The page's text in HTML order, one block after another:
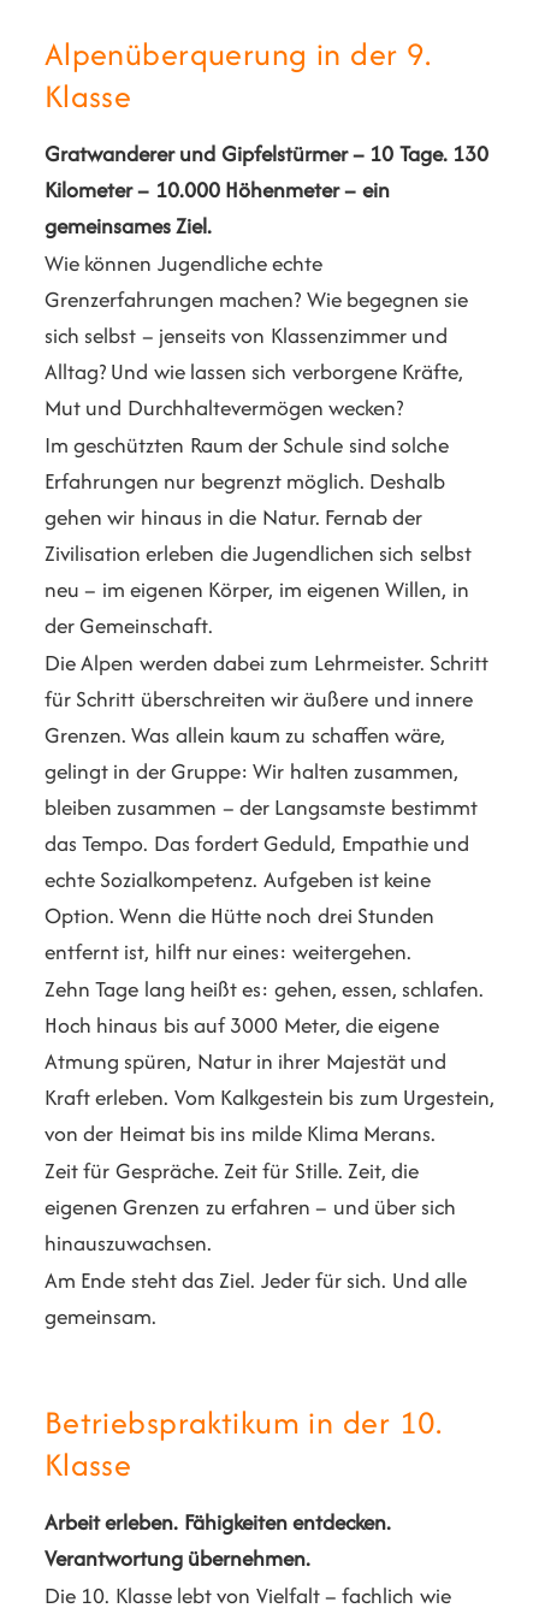
Alpenüberquerung in der 9.
Klasse
Gratwanderer und Gipfelstürmer – 10 Tage. 130
Kilometer – 10.000 Höhenmeter – ein
gemeinsames Ziel.
Wie können Jugendliche echte
Grenzerfahrungen machen? Wie begegnen sie
sich selbst – jenseits von Klassenzimmer und
Alltag? Und wie lassen sich verborgene Kräfte,
Mut und Durchhaltevermögen wecken?
Im geschützten Raum der Schule sind solche
Erfahrungen nur begrenzt möglich. Deshalb
gehen wir hinaus in die Natur. Fernab der
Zivilisation erleben die Jugendlichen sich selbst
neu – im eigenen Körper, im eigenen Willen, in
der Gemeinschaft.
Die Alpen werden dabei zum Lehrmeister. Schritt
für Schritt überschreiten wir äußere und innere
Grenzen. Was allein kaum zu schaffen wäre,
gelingt in der Gruppe: Wir halten zusammen,
bleiben zusammen – der Langsamste bestimmt
das Tempo. Das fordert Geduld, Empathie und
echte Sozialkompetenz. Aufgeben ist keine
Option. Wenn die Hütte noch drei Stunden
entfernt ist, hilft nur eines: weitergehen.
Zehn Tage lang heißt es: gehen, essen, schlafen.
Hoch hinaus bis auf 3000 Meter, die eigene
Atmung spüren, Natur in ihrer Majestät und
Kraft erleben. Vom Kalkgestein bis zum Urgestein,
von der Heimat bis ins milde Klima Merans.
Zeit für Gespräche. Zeit für Stille. Zeit, die
eigenen Grenzen zu erfahren – und über sich
hinauszuwachsen.
Am Ende steht das Ziel. Jeder für sich. Und alle
gemeinsam.
Betriebspraktikum in der 10.
Klasse
Arbeit erleben. Fähigkeiten entdecken.
Verantwortung übernehmen.
Die 10. Klasse lebt von Vielfalt – fachlich wie